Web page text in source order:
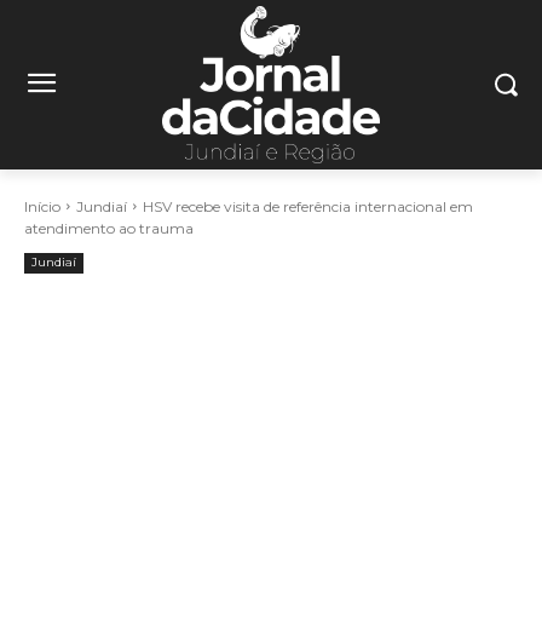
Início Jundiaí
HSV recebe visita de referência internacional em
atendimento ao trauma
Jundiaí